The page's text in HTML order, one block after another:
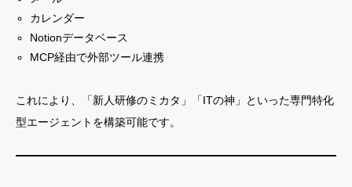
カレンダー
Notionデータベース
MCP経由で外部ツール連携
これにより、「新人研修のミカタ」「ITの神」といった専門特化
型エージェントを構築可能です。